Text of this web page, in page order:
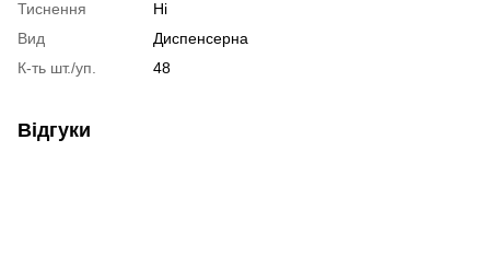
Тиснення
Ні
Вид
Диспенсерна
К-ть шт./уп.
48
Відгуки